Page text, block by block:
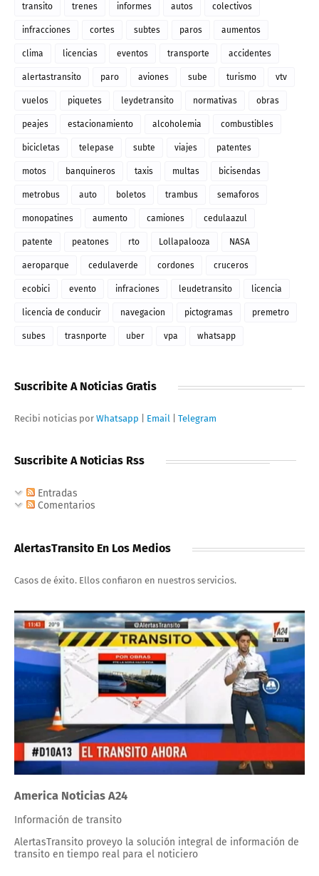
transito trenes informes autos colectivos
infracciones cortes subtes paros aumentos
clima licencias eventos transporte accidentes
alertastransito paro aviones sube turismo vtv
vuelos piquetes leydetransito normativas obras
peajes estacionamiento alcoholemia combustibles
bicicletas telepase subte viajes patentes
motos banquineros taxis multas bicisendas
metrobus auto boletos trambus semaforos
monopatines aumento camiones cedulaazul
patente peatones rto Lollapalooza NASA
aeroparque cedulaverde cordones cruceros
ecobici evento infraciones leudetransito licencia
licencia de conducir navegacion pictogramas premetro
subes trasnporte uber vpa whatsapp
Suscribite A Noticias Gratis
Recibi noticias por Whatsapp Email Telegram
Suscribite A Noticias Rss
Entradas
Comentarios
AlertasTransito En Los Medios
Casos de éxito. Ellos confiaron en nuestros servicios.
America Noticias A24
Información de transito
AlertasTransito proveyo la solución integral de información de
transito en tiempo real para el noticiero